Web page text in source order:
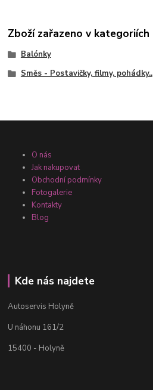
Zboží zařazeno v kategoriích
Balónky
Směs - Postavičky, filmy, pohádky..
O nás
Jak nakupovat
Obchodní podmínky
Fotogalerie
Kontakty
Blog
Kde nás najdete
Autoservis Holyně
U náhonu 161/2
15400 - Holyně